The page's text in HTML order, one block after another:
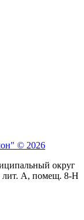
© 2026
округ
лит. А, помещ. 8-Н